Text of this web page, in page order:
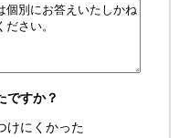
ですか？
けにくかった